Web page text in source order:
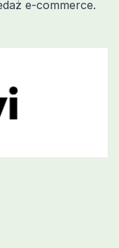
e-commerce.